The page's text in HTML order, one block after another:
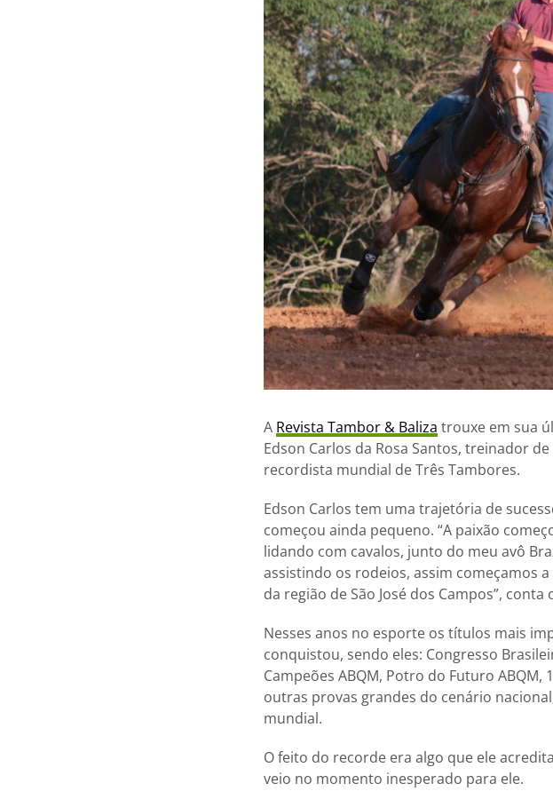
A Revista Tambor & Baliza trouxe em sua
Edson Carlos da Rosa Santos, treinador
recordista mundial de Três Tambores.
Edson Carlos tem uma trajetória de
começou ainda pequeno. “A paixão
lidando com cavalos, junto do meu avô
assistindo os rodeios, assim começamos
da região de São José dos Campos”,
Nesses anos no esporte os títulos mais
conquistou, sendo eles: Congresso
Campeões ABQM, Potro do Futuro
outras provas grandes do cenário
mundial.
O feito do recorde era algo que ele
veio no momento inesperado para ele.